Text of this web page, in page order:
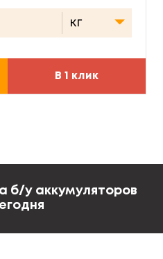
В 1 клик
б/уаккумуляторов